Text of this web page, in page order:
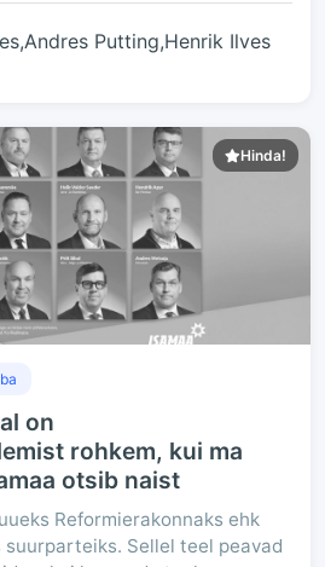
Putting,Henrik Ilves
Hinda!
on
rohkem, kui ma
otsib naist
Reformierakonnaks ehk
suurparteiks. Sellel teel peavad